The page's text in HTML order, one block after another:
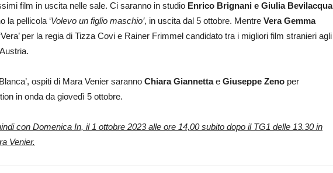
film in uscita nelle sale. Ci saranno in studio Enrico Brignani e Giulia Bevilacqua
la pellicola ‘Volevo un figlio maschio’, in uscita dal 5 ottobre. Mentre Vera Gemma
per la regia di Tizza Covi e Rainer Frimmel candidato tra i migliori film stranieri agli
ospiti di Mara Venier saranno Chiara Giannettae Giuseppe Zeno per
in onda da giovedì 5 ottobre.
con Domenica In, il 1 ottobre 2023 alle ore 14,00 subito dopo il TG1 delle 13.30 in
Venier.